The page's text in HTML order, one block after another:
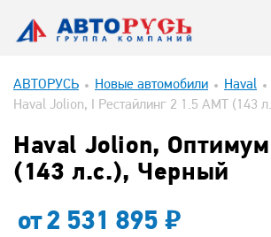
АВТОРУСЬ Новые автомобили Haval
Haval Jolion, I Рестайлинг 2 1.5 AMT (143
Haval Jolion,
(143 л.с.), Черный
от2 531 895